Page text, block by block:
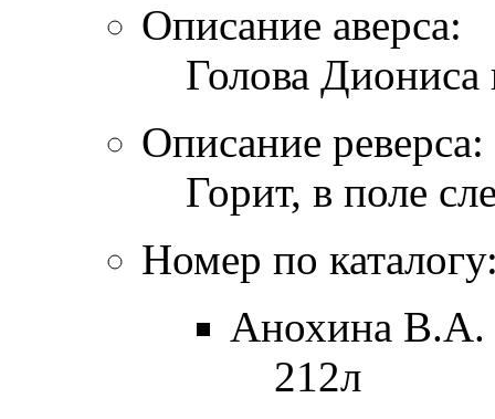
Описание аверса:
Голова
Описание реверса:
Горит, в поле
Номер по
Анохина В.А.
212л